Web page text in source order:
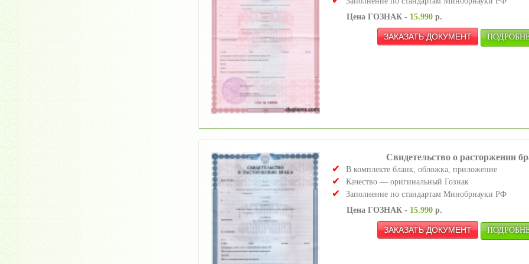
Цена ГОЗНАК - 15.990 р.
Свидетельство о расторжении
В комплекте бланк, обложка, приложение
Качество — оригинальный Гознак
Заполнение по стандартам Минобрнауки РФ
Цена ГОЗНАК - 15.990 р.